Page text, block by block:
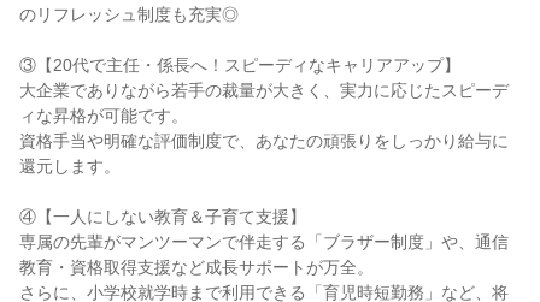
のリフレッシュ制度も充実◎
③【20代で主任・係長へ！スピーディなキャリアアップ】
大企業でありながら若手の裁量が大きく、実力に応じたスピーデ
ィな昇格が可能です。
資格手当や明確な評価制度で、あなたの頑張りをしっかり給与に
還元します。
④【一人にしない教育＆子育て支援】
専属の先輩がマンツーマンで伴走する「ブラザー制度」や、通信
教育・資格取得支援など成長サポートが万全。
さらに、小学校就学時まで利用できる「育児時短勤務」など、将